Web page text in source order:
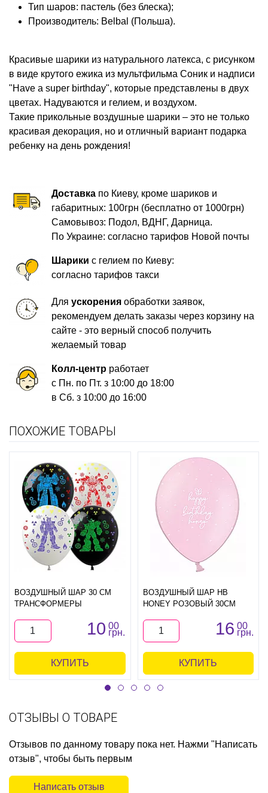
Тип шаров: пастель (без блеска);
Производитель: Belbal (Польша).
Красивые шарики из натурального латекса, с рисунком
в виде крутого ежика из мультфильма Соник и надписи
"Have a super birthday", которые представлены в двух
цветах. Надуваются и гелием, и воздухом.
Такие прикольные воздушные шарики – это не только
красивая декорация, но и отличный вариант подарка
ребенку на день рождения!
Доставка по Киеву, кроме шариков и
габаритных: 100грн (бесплатно от 1000грн)
Самовывоз: Подол, ВДНГ, Дарница.
По Украине: согласно тарифов Новой почты
Шарики с гелием по Киеву:
согласно тарифов такси
Дляускорения обработки заявок,
рекомендуем делать заказы через корзину на
сайте - это верный способ получить
желаемый товар
Колл-центр работает
с Пн. по Пт. з 10:00 до 18:00
в Сб. з 10:00 до 16:00
ПОХОЖИЕ ТОВАРЫ
ВОЗДУШНЫЙ ШАР 30 СМ
ТРАНСФОРМЕРЫ
10 00
грн.
КУПИТЬ
ВОЗДУШНЫЙ ШАР HB
HONEY РОЗОВЫЙ 30СМ
16 00
грн.
КУПИТЬ
ОТЗЫВЫ О ТОВАРЕ
Отзывов по данному товару пока нет. Нажми "Написать
отзыв", чтобы быть первым
Написать отзыв